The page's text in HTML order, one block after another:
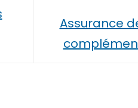
Assurance